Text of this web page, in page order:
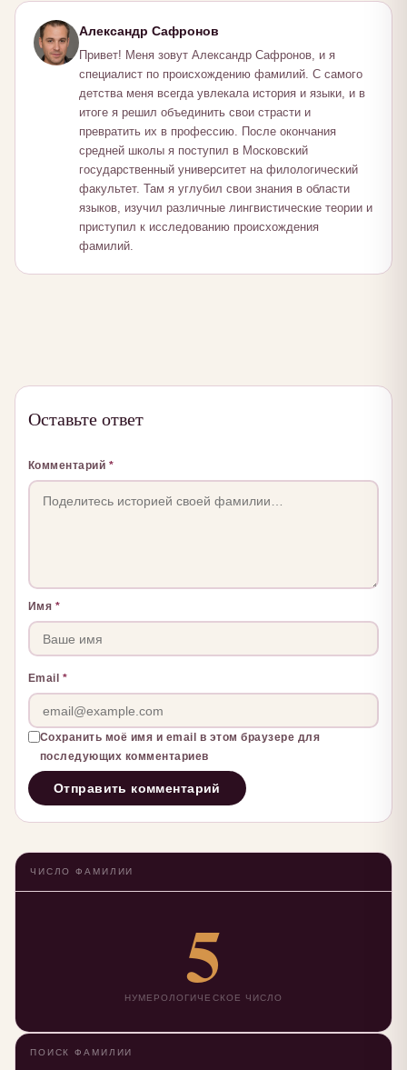
Александр Сафронов
Привет! Меня зовут Александр Сафронов, и я
специалист по происхождению фамилий. С самого
детства меня всегда увлекала история и языки, и в
итоге я решил объединить свои страсти и
превратить их в профессию. После окончания
средней школы я поступил в Московский
государственный университет на филологический
факультет. Там я углубил свои знания в области
языков, изучил различные лингвистические теории и
приступил к исследованию происхождения
фамилий.
Оставьте ответ
Комментарий *
Имя *
Email *
Сохранить моё имя и email в этом браузере для
последующих комментариев
ЧИСЛО ФАМИЛИИ
5
НУМЕРОЛОГИЧЕСКОЕ ЧИСЛО
ПОИСК ФАМИЛИИ